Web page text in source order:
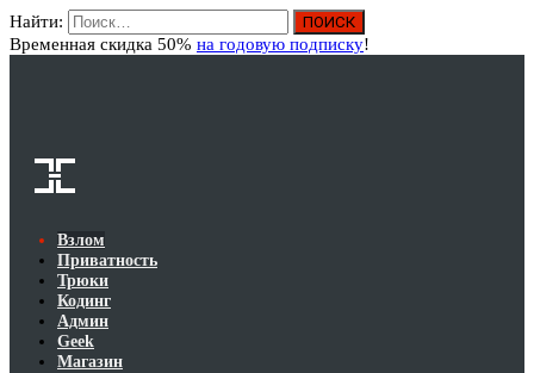
Найти:
Временная скидка 50% на годовую подписку!
Взлом
Приватность
Трюки
Кодинг
Админ
Geek
Магазин